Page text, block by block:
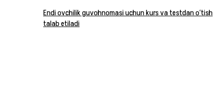
Endi ovchilik guvohnomasi uchun kurs va testdan o‘tish
talab etiladi